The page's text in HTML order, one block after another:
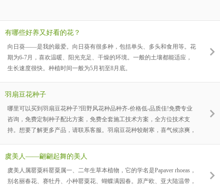
有哪些好养又好看的花？
向日葵——是我的最爱。向日葵有很多种，包括单头、多头和食用等。花
期为6-7月，喜欢温暖、阳光充足、干燥的环境。一般的土壤都能适应，
生长速度很快。种植时间一般为5月初至8月底。
羽扇豆花种子
哪里可以买到羽扇豆花种子?田野风花种品种齐-价格低-品质佳!免费专业
咨询，免费定制种子配比方案，免费全套施工技术方案，全方位技术支
持。想要了解更多产品，请联系客服。羽扇豆花种较耐寒，喜气候凉爽，
发达，须根少，不耐移植。科属：豆科羽扇豆产品类型：多年生草本产品
播
虞美人——翩翩起舞的美人
虞美人属罂粟科罂粟属一、二年生草本植物，它的学名是Papaver rhoeas，
别名丽春花、赛牡丹、小种罂粟花、蝴蝶满园春。原产欧、亚大陆温带，